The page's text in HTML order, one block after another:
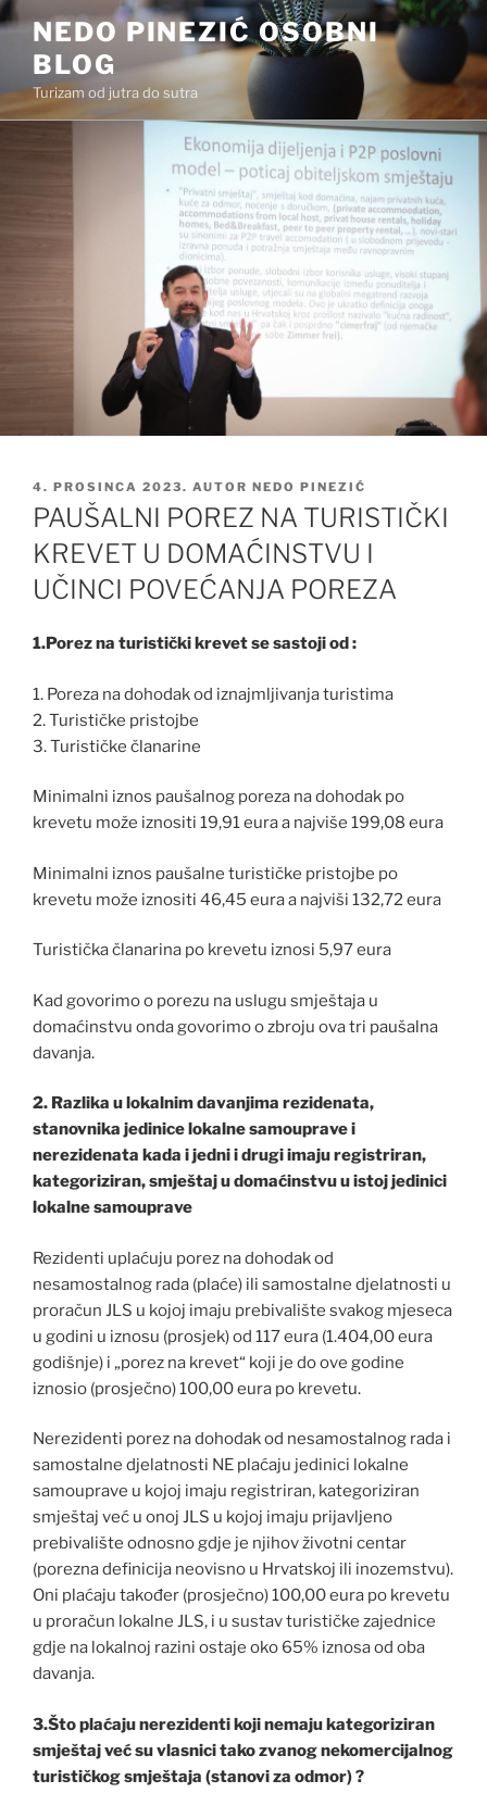
Preskoči
sadržaj
NEDO PINEZIĆ OSOBNI
BLOG
Turizam od jutra do sutra
OBJAVLJENO
4. PROSINCA 2023. AUTOR NEDO PINEZIĆ
PAUŠALNI POREZ NA TURISTIČKI
KREVET U DOMAĆINSTVU I
UČINCI POVEĆANJA POREZA
1.Porez na turistički krevet se sastoji od :
1. Poreza na dohodak od iznajmljivanja turistima
2. Turističke pristojbe
3. Turističke članarine
Minimalni iznos paušalnog poreza na dohodak po
krevetu može iznositi 19,91 eura a najviše 199,08 eura
Minimalni iznos paušalne turističke pristojbe po
krevetu može iznositi 46,45 eura a najviši 132,72 eura
Turistička članarina po krevetu iznosi 5,97 eura
Kad govorimo o porezu na uslugu smještaja u
domaćinstvu onda govorimo o zbroju ova tri paušalna
davanja.
2. Razlika u lokalnim davanjima rezidenata,
stanovnika jedinice lokalne samouprave i
nerezidenata kada i jedni i drugi imaju registriran,
kategoriziran, smještaj u domaćinstvu u istoj jedinici
lokalne samouprave
Rezidenti uplaćuju porez na dohodak od
nesamostalnog rada (plaće) ili samostalne djelatnosti u
proračun JLS u kojoj imaju prebivalište svakog mjeseca
u godini u iznosu (prosjek) od 117 eura (1.404,00 eura
godišnje) i „porez na krevet“ koji je do ove godine
iznosio (prosječno) 100,00 eura po krevetu.
Nerezidenti porez na dohodak od nesamostalnog rada i
samostalne djelatnosti NE plaćaju jedinici lokalne
samouprave u kojoj imaju registriran, kategoriziran
smještaj već u onoj JLS u kojoj imaju prijavljeno
prebivalište odnosno gdje je njihov životni centar
(porezna definicija neovisno u Hrvatskoj ili inozemstvu).
Oni plaćaju također (prosječno) 100,00 eura po krevetu
u proračun lokalne JLS, i u sustav turističke zajednice
gdje na lokalnoj razini ostaje oko 65% iznosa od oba
davanja.
3.Što plaćaju nerezidenti koji nemaju kategoriziran
smještaj već su vlasnici tako zvanog nekomercijalnog
turističkog smještaja (stanovi za odmor) ?